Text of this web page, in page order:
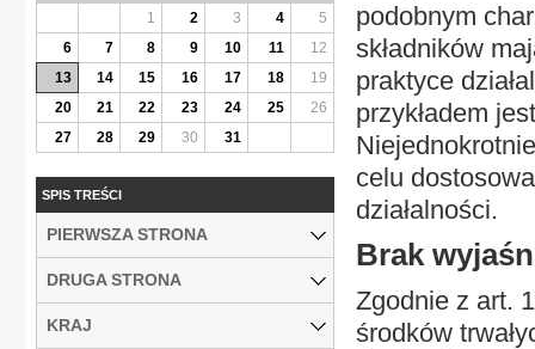
podobnym
składników
praktyce
przykładem
celu
działalności.
Brak
Zgodnie z art.
środków
1
2 3 4
5
6
7 8 9 10 11
12
13
14 15 16 17 18
19
20
21 22 23 24 25
26
27
28 29 30 31
SPIS TREŚCI
PIERWSZA STRONA
DRUGA STRONA
KRAJ